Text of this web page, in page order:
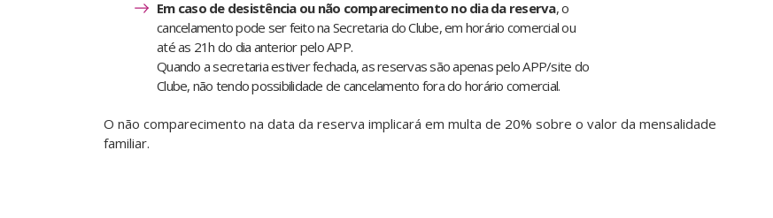
Em caso de desistência ou não comparecimento no dia da reserva, o
cancelamento pode ser feito na Secretaria do Clube, em horário comercial ou
até as 21h do dia anterior pelo APP.
Quando a secretaria estiver fechada, as reservas são apenas pelo APP/site do
Clube, não tendo possibilidade de cancelamento fora do horário comercial.
O não comparecimento na data da reserva implicará em multa de 20% sobre o valor da mensalidade
familiar.